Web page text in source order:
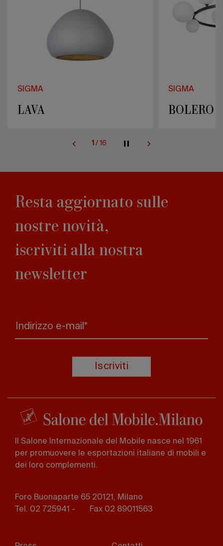
SIGMA
LAVA
SIGMA
BOLERO 9
1 / 16
Resta aggiornato sulle
nostre novità,
iscriviti alla nostra
newsletter
Indirizzo e-mail*
Iscriviti
Il Salone Internazionale del Mobile nasce nel 1961
per promuovere le esportazioni italiane di mobili e
dei loro complementi.
Foro Buonaparte 65 20121, Milano
Tel. 02 725941 -
Fax 02 89011563